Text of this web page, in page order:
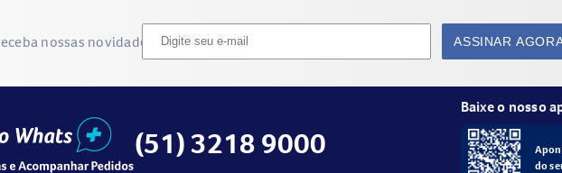
nossas novidades ASSINAR
(51) 3218 9000
Baixe o nosso
do